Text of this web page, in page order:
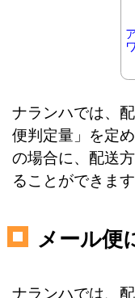
ナランハでは、
便判定量」を定
の場合に、配送
ることができます
メール便
ナランハでは、